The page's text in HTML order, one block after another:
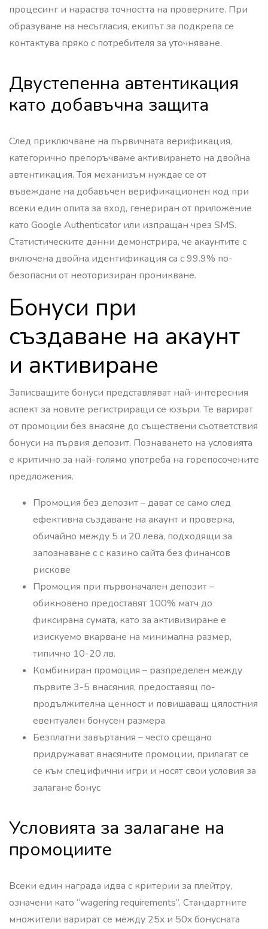
процесинг и нараства точността на проверките. При
образуване на несъгласия, екипът за подкрепа се
контактува пряко с потребителя за уточняване.
Двустепенна автентикация
като добавъчна защита
След приключване на първичната верификация,
категорично препоръчваме активирането на двойна
автентикация. Тоя механизъм нуждае се от
въвеждане на добавъчен верификационен код при
всеки един опита за вход, генериран от приложение
като Google Authenticator или изпращан чрез SMS.
Статистическите данни демонстрира, че акаунтите с
включена двойна идентификация са с 99.9% по-
безопасни от неоторизиран проникване.
Бонуси при
създаване на акаунт
и активиране
Записващите бонуси представляват най-интересния
аспект за новите регистриращи се юзъри. Те варират
от промоции без внасяне до съществени съответствия
бонуси на първия депозит. Познаването на условията
е критично за най-голямо употреба на горепосочените
предложения.
Промоция без депозит – дават се само след
ефективна създаване на акаунт и проверка,
обичайно между 5 и 20 лева, подходящи за
запознаване с с казино сайта без финансов
рискове
Промоция при първоначален депозит –
обикновено предоставят 100% матч до
фиксирана сумата, като за активизиране е
изискуемо вкарване на минимална размер,
типично 10-20 лв.
Комбиниран промоция – разпределен между
първите 3-5 внасяния, предоставящ по-
продължителна ценност и повишаващ цялостния
евентуален бонусен размера
Безплатни завъртания – често срещано
придружават внасяните промоции, прилагат се
се към специфични игри и носят свои условия за
залагане бонус
Условията за залагане на
промоциите
Всеки един награда идва с критерии за плейтру,
означени като “wagering requirements”. Стандартните
множители варират се между 25x и 50x бонусната